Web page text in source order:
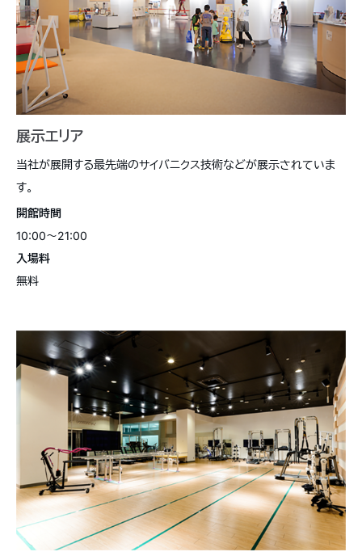
展示エリア
当社が展開する最先端のサイバニクス技術などが展示されていま
す。
開館時間
10:00〜21:00
入場料
無料